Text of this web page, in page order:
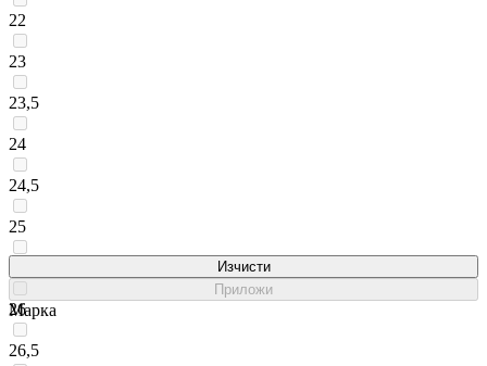
22
23
23,5
24
24,5
25
26
26,5
Изчисти
Приложи
Марка